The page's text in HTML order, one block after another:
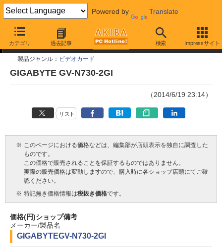
Powered by Translate
カテゴリ 過去記事 検索 Impressサイト
今週見つけた新製品
製品ジャンル： ビデオカード
GIGABYTE GV-N730-2GI
（2014/6/19 23:14）
リスト
※ このページにおける価格などは、編集部が店頭表示を独自に調査した
ものです。
この価格で販売されることを保証するものではありません。
実際の販売価格は変動しますので、購入時に各ショップ店頭にてご確
認ください。
※ 特記無き価格情報は税抜き価格です。
価格(円)ショップ備考
メーカー/製品名
GIGABYTEGV-N730-2GI